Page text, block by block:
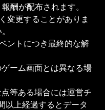
酬が配布されます。
変更することがありま
ントにつき最終的な解
ーム画面とは異なる場
等ある場合には運営チ
以上経過するとデータ